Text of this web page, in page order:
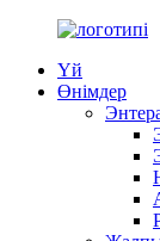
Үй
Өнімдер